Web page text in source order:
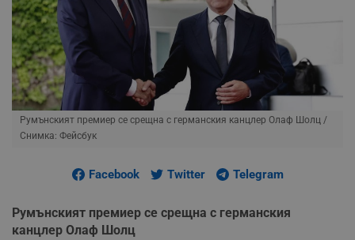
Румънският премиер се срещна с германския канцлер Олаф Шолц /
Снимка: Фейсбук
Facebook Twitter Telegram
Румънският премиер се срещна с германския
канцлер Олаф Шолц